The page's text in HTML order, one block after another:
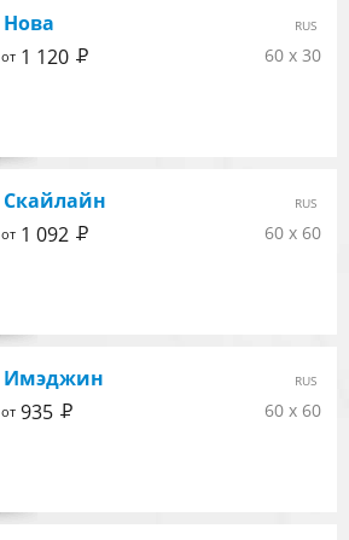
Нова
60 x 30
RUS
от1 120 Р
Скайлайн
60 x 60
RUS
от1 092 Р
Имэджин
60 x 60
RUS
от935 Р